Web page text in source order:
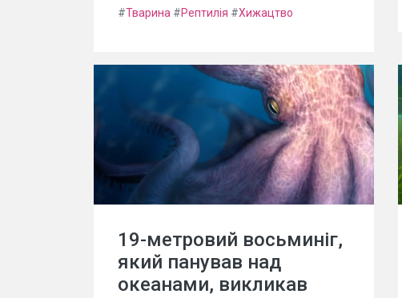
#Тварина #Рептилія #Хижацтво
19-метровий восьминіг,
який панував над
океанами, викликав